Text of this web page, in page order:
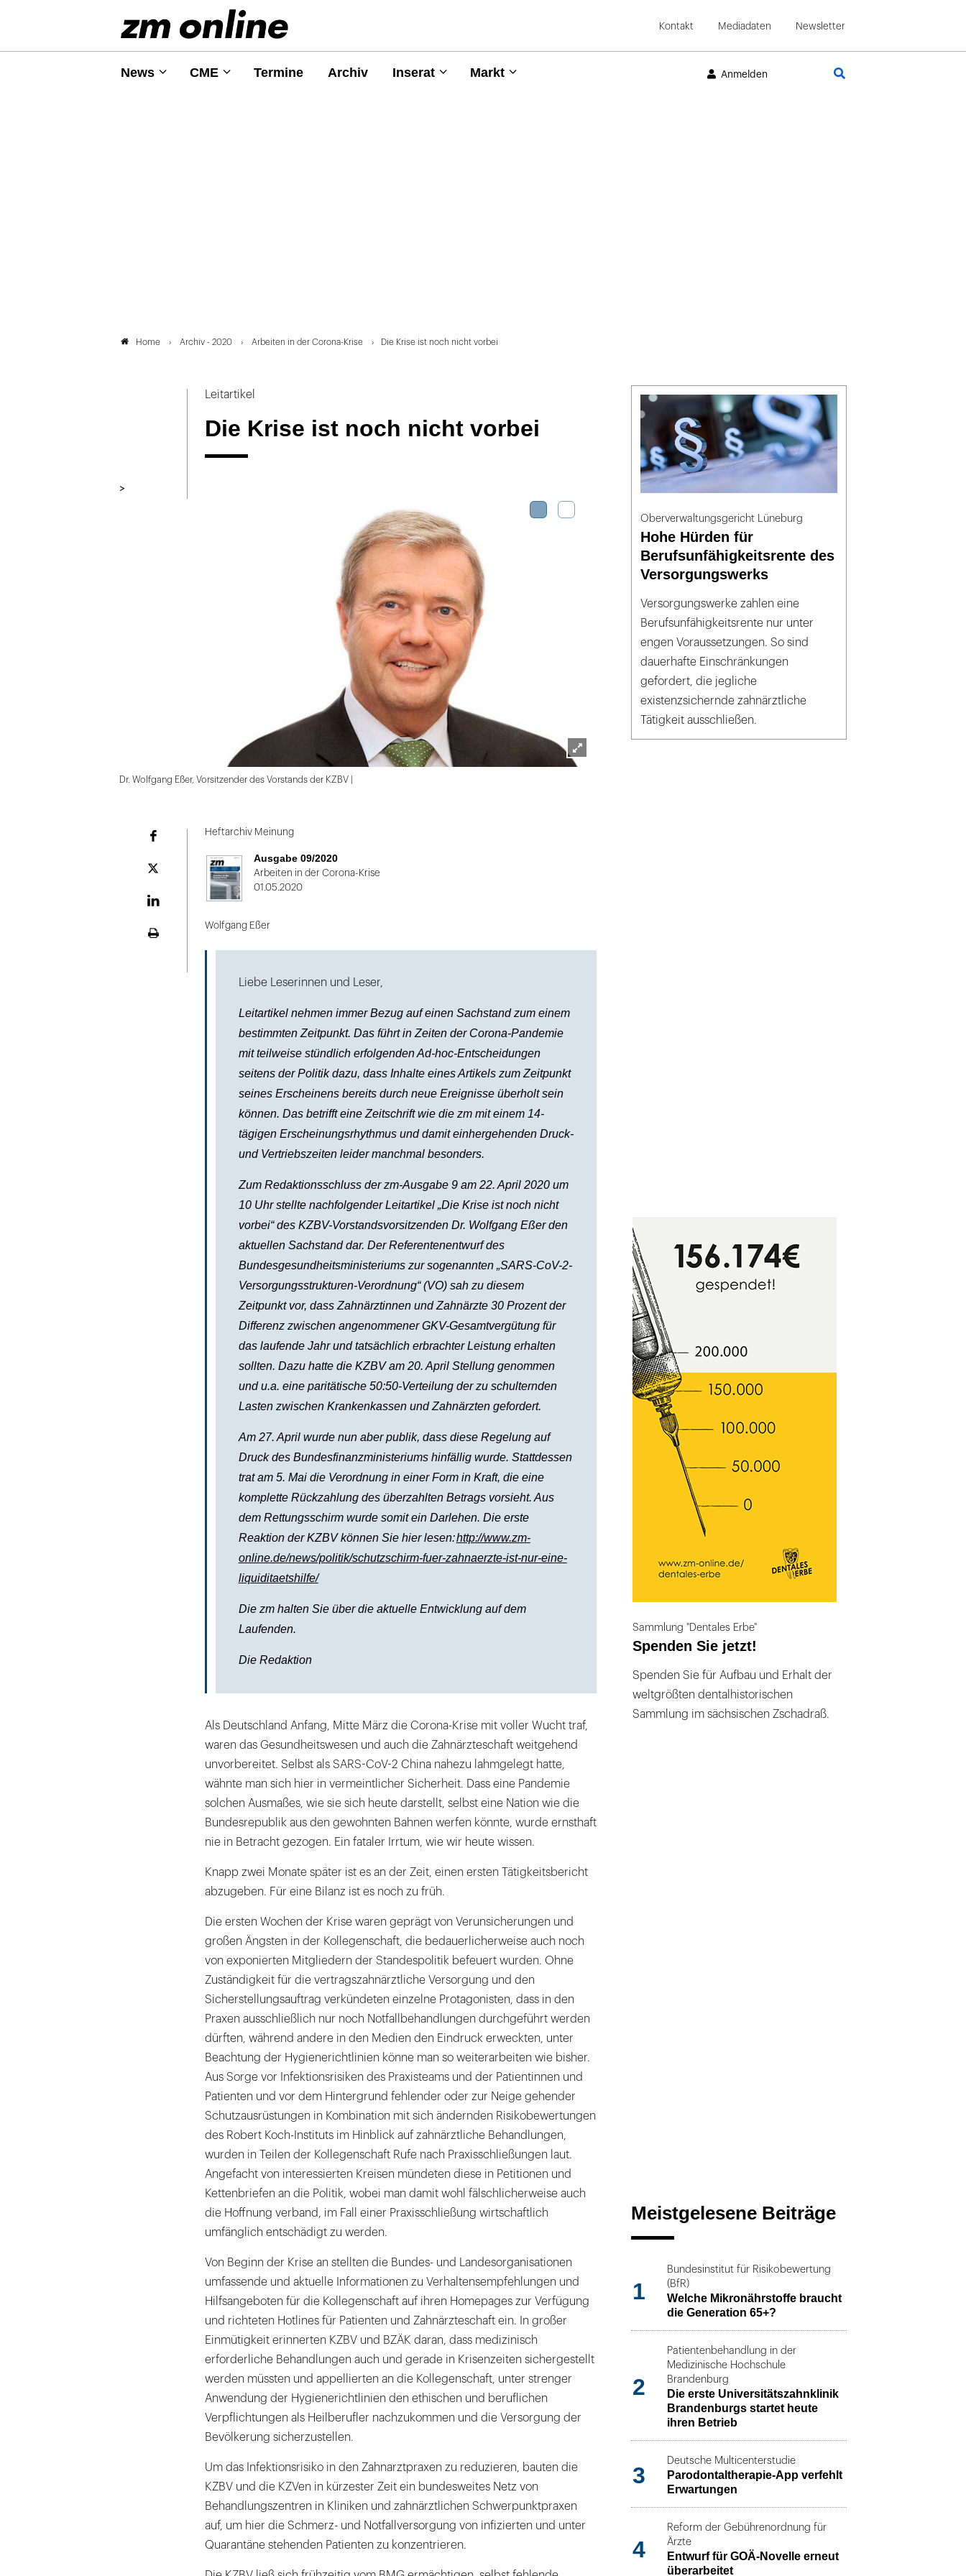
Kontakt Mediadaten Newsletter
News CME Termine Archiv Inserat Markt Anmelden
Home Archiv - 2020 Arbeiten in der Corona-Krise Die Krise ist noch nicht vorbei
Leitartikel
Die Krise ist noch nicht vorbei
>
Lightbox
Dr. Wolfgang Eßer, Vorsitzender des Vorstands der KZBV |
Plattform
Heftarchiv Meinung
Ausgabe 09/2020
Arbeiten in der Corona-Krise
01.05.2020
Wolfgang Eßer
Liebe Leserinnen und Leser,
Leitartikel nehmen immer Bezug auf einen Sachstand zum einem
bestimmten Zeitpunkt. Das führt in Zeiten der Corona-Pandemie
mit teilweise stündlich erfolgenden Ad-hoc-Entscheidungen
seitens der Politik dazu, dass Inhalte eines Artikels zum Zeitpunkt
seines Erscheinens bereits durch neue Ereignisse überholt sein
können. Das betrifft eine Zeitschrift wie die zm mit einem 14-
tägigen Erscheinungsrhythmus und damit einhergehenden Druck-
und Vertriebszeiten leider manchmal besonders.
Zum Redaktionsschluss der zm-Ausgabe 9 am 22. April 2020 um
10 Uhr stellte nachfolgender Leitartikel „Die Krise ist noch nicht
vorbei“ des KZBV-Vorstandsvorsitzenden Dr. Wolfgang Eßer den
aktuellen Sachstand dar. Der Referentenentwurf des
Bundesgesundheitsministeriums zur sogenannten „SARS-CoV-2-
Versorgungsstrukturen-Verordnung“ (VO) sah zu diesem
Zeitpunkt vor, dass Zahnärztinnen und Zahnärzte 30 Prozent der
Differenz zwischen angenommener GKV-Gesamtvergütung für
das laufende Jahr und tatsächlich erbrachter Leistung erhalten
sollten. Dazu hatte die KZBV am 20. April Stellung genommen
und u.a. eine paritätische 50:50-Verteilung der zu schulternden
Lasten zwischen Krankenkassen und Zahnärzten gefordert.
Am 27. April wurde nun aber publik, dass diese Regelung auf
Druck des Bundesfinanzministeriums hinfällig wurde. Stattdessen
trat am 5. Mai die Verordnung in einer Form in Kraft, die eine
komplette Rückzahlung des überzahlten Betrags vorsieht. Aus
dem Rettungsschirm wurde somit ein Darlehen. Die erste
Reaktion der KZBV können Sie hier lesen:http://www.zm-
online.de/news/politik/schutzschirm-fuer-zahnaerzte-ist-nur-eine-
liquiditaetshilfe/
Die zm halten Sie über die aktuelle Entwicklung auf dem
Laufenden.
Die Redaktion
Als Deutschland Anfang, Mitte März die Corona-Krise mit voller Wucht traf,
waren das Gesundheitswesen und auch die Zahnärzteschaft weitgehend
unvorbereitet. Selbst als SARS-CoV-2 China nahezu lahmgelegt hatte,
wähnte man sich hier in vermeintlicher Sicherheit. Dass eine Pandemie
solchen Ausmaßes, wie sie sich heute darstellt, selbst eine Nation wie die
Bundesrepublik aus den gewohnten Bahnen werfen könnte, wurde ernsthaft
nie in Betracht gezogen. Ein fataler Irrtum, wie wir heute wissen.
Knapp zwei Monate später ist es an der Zeit, einen ersten Tätigkeitsbericht
abzugeben. Für eine Bilanz ist es noch zu früh.
Die ersten Wochen der Krise waren geprägt von Verunsicherungen und
großen Ängsten in der Kollegenschaft, die bedauerlicherweise auch noch
von exponierten Mitgliedern der Standespolitik befeuert wurden. Ohne
Zuständigkeit für die vertragszahnärztliche Versorgung und den
Sicherstellungsauftrag verkündeten einzelne Protagonisten, dass in den
Praxen ausschließlich nur noch Notfallbehandlungen durchgeführt werden
dürften, während andere in den Medien den Eindruck erweckten, unter
Beachtung der Hygienerichtlinien könne man so weiterarbeiten wie bisher.
Aus Sorge vor Infektionsrisiken des Praxisteams und der Patientinnen und
Patienten und vor dem Hintergrund fehlender oder zur Neige gehender
Schutzausrüstungen in Kombination mit sich ändernden Risikobewertungen
des Robert Koch-Instituts im Hinblick auf zahnärztliche Behandlungen,
wurden in Teilen der Kollegenschaft Rufe nach Praxisschließungen laut.
Angefacht von interessierten Kreisen mündeten diese in Petitionen und
Kettenbriefen an die Politik, wobei man damit wohl fälschlicherweise auch
die Hoffnung verband, im Fall einer Praxisschließung wirtschaftlich
umfänglich entschädigt zu werden.
Von Beginn der Krise an stellten die Bundes- und Landesorganisationen
umfassende und aktuelle Informationen zu Verhaltensempfehlungen und
Hilfsangeboten für die Kollegenschaft auf ihren Homepages zur Verfügung
und richteten Hotlines für Patienten und Zahnärzteschaft ein. In großer
Einmütigkeit erinnerten KZBV und BZÄK daran, dass medizinisch
erforderliche Behandlungen auch und gerade in Krisenzeiten sichergestellt
werden müssten und appellierten an die Kollegenschaft, unter strenger
Anwendung der Hygienerichtlinien den ethischen und beruflichen
Verpflichtungen als Heilberufler nachzukommen und die Versorgung der
Bevölkerung sicherzustellen.
Um das Infektionsrisiko in den Zahnarztpraxen zu reduzieren, bauten die
KZBV und die KZVen in kürzester Zeit ein bundesweites Netz von
Behandlungszentren in Kliniken und zahnärztlichen Schwerpunktpraxen
auf, um hier die Schmerz- und Notfallversorgung von infizierten und unter
Quarantäne stehenden Patienten zu konzentrieren.
Oberverwaltungsgericht Lüneburg
Hohe Hürden für
Berufsunfähigkeitsrente des
Versorgungswerks
Versorgungswerke zahlen eine
Berufsunfähigkeitsrente nur unter
engen Voraussetzungen. So sind
dauerhafte Einschränkungen
gefordert, die jegliche
existenzsichernde zahnärztliche
Tätigkeit ausschließen.
Sammlung "Dentales Erbe"
Spenden Sie jetzt!
Spenden Sie für Aufbau und Erhalt der
weltgrößten dentalhistorischen
Sammlung im sächsischen Zschadraß.
Meistgelesene Beiträge
1
Bundesinstitut für Risikobewertung
(BfR)
Welche Mikronährstoffe braucht
die Generation 65+?
2
Patientenbehandlung in der
Medizinische Hochschule
Brandenburg
Die erste Universitätszahnklinik
Brandenburgs startet heute
ihren Betrieb
3
Deutsche Multicenterstudie
Parodontaltherapie-App verfehlt
Erwartungen
4
Reform der Gebührenordnung für
Ärzte
Entwurf für GOÄ-Novelle erneut
überarbeitet